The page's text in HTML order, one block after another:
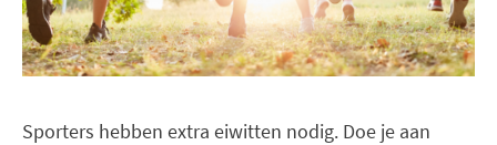
Sporters hebben extra eiwitten nodig. Doe je aan